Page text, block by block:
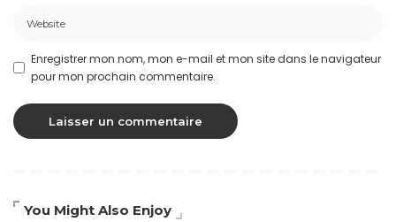
Enregistrer mon nom, mon e-mail et mon site dans le navigateur
pour mon prochain commentaire.
You Might Also Enjoy